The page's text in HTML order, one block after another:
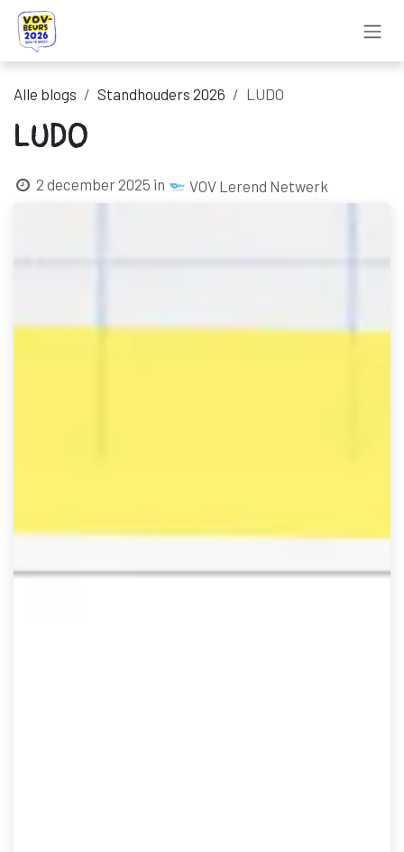
Overslaan naar inhoud
Alle blogs Standhouders 2026 LUDO
LUDO
2 december 2025 in VOV Lerend Netwerk